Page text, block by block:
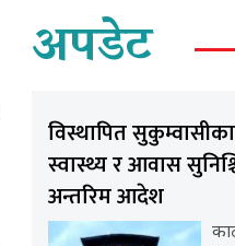
अपडेट
विस्थापित
स्वास्थ्य र आवास
अन्तरिम आदेश